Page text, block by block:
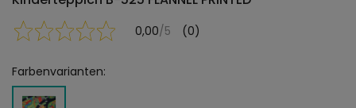
0,00/5 (0)
Farbenvarianten: